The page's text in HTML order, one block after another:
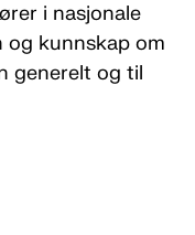
i nasjonale
og kunnskap om
generelt og til